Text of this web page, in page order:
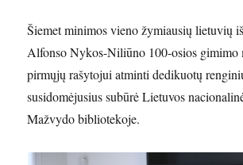
Šiemet minimos vieno žymiausių lietuvių
Alfonso Nykos-Niliūno 100-osios gimimo
pirmųjų rašytojui atminti dedikuotų
susidomėjusius subūrė Lietuvos
Mažvydo bibliotekoje.